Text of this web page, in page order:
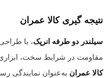
نتیجه گیری کالا عمران
سیلندر دو طرفه انرپک، با
مقاومت در شرایط سخت،
کالا عمران به‌عنوان نمایندگی